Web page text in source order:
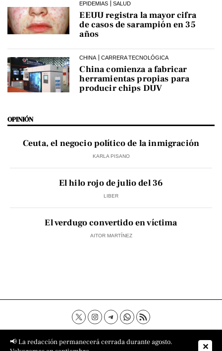
EPIDEMIAS SALUD
EEUU registra la mayor cifra
de casos de sarampión en 35
años
CHINA CARRERA TECNOLÓGICA
China comienza a fabricar
herramientas propias para
producir chips DUV
OPINIÓN
Ceuta, el negocio político de la inmigración
KARLA PISANO
El hilo rojo de julio del 36
LIBER
El verdugo convertido en víctima
AITOR MARTÍNEZ
Contacto Aviso Legal
Política de privacidad
Política de cookies
Sobre nosotros
📢 La redacción permanecerá cerrada durante agosto.
✕